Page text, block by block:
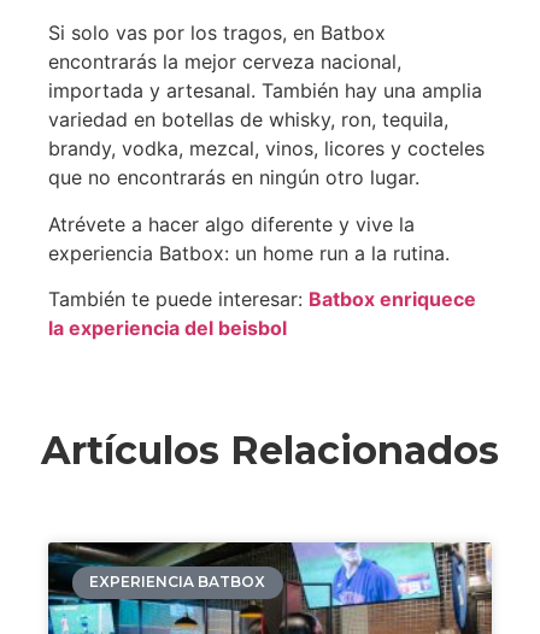
Si solo vas por los tragos, en Batbox
encontrarás la mejor cerveza nacional,
importada y artesanal. También hay una amplia
variedad en botellas de whisky, ron, tequila,
brandy, vodka, mezcal, vinos, licores y cocteles
que no encontrarás en ningún otro lugar.
Atrévete a hacer algo diferente y vive la
experiencia Batbox: un home run a la rutina.
También te puede interesar: Batbox enriquece
la experiencia del beisbol
Artículos Relacionados
EXPERIENCIA BATBOX